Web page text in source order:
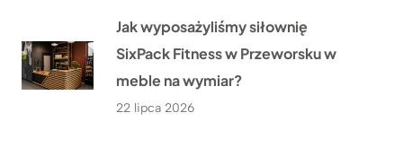
Jak wyposażyliśmy siłownię
SixPack Fitness w Przeworsku w
meble na wymiar?
22 lipca 2026